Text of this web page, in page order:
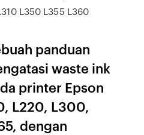
L350 L355 L360
panduan
waste ink
printer Epson
L220, L300,
dengan